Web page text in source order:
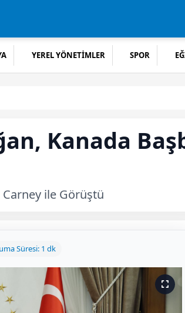
YEREL YÖNETİMLER SPOR
Kanada
Carney ile Görüştü
Süresi: 1 dk